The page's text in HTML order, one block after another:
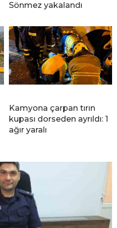
Sönmez yakalandı
Kamyona çarpan tırın
kupası dorseden ayrıldı: 1
ağır yaralı